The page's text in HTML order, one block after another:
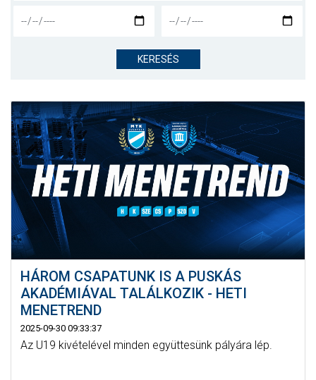
NYITÓLAP
CSAPAT
JELENTKEZÉS
KLUB
GALÉRIA
SZURKOLÓI ÉLMÉNYEK
SAJTÓ
KERESÉS
HÁROM CSAPATUNK IS A PUSKÁS
AKADÉMIÁVAL TALÁLKOZIK - HETI
MENETREND
2025-09-30 09:33:37
Az U19 kivételével minden együttesünk pályára lép.